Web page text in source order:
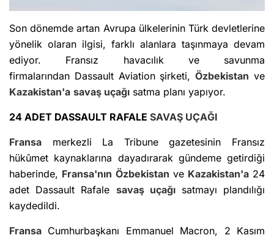
Son dönemde artan Avrupa ülkelerinin Türk devletlerine
yönelik olaran ilgisi, farklı alanlara taşınmaya devam
ediyor. Fransız havacılık ve savunma
firmalarından Dassault Aviation şirketi,Özbekistan ve
Kazakistan'a savaş uçağı satma planı yapıyor.
24 ADET DASSAULT RAFALE SAVAŞ UÇAĞI
Fransa merkezli La Tribune gazetesinin Fransız
hükûmet kaynaklarına dayadırarak gündeme getirdiği
haberinde, Fransa'nın Özbekistan ve Kazakistan'a 24
adet Dassault Rafale savaş uçağısatmayı plandılığı
kaydedildi.
Fransa Cumhurbaşkanı Emmanuel Macron, 2 Kasım